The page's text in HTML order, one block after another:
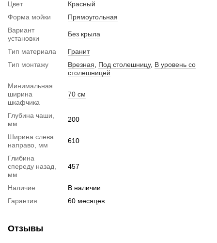
Цвет
Красный
Форма мойки
Прямоугольная
Вариант
установки
Без крыла
Тип материала
Гранит
Тип монтажу
Врезная Под столешницу, В уровень со
столешницей
Минимальная
ширина
шкафчика
70 см
Глубина чаши,
мм
200
Ширина слева
направо, мм
610
Глибина
спереду назад,
мм
457
Наличие
В наличии
Гарантия
60 месяцев
Отзывы